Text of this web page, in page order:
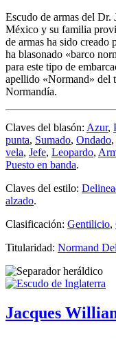
Escudo de armas del
México y su familia
de armas ha sido
ha blasonado «barco
para este tipo de
apellido «Normand» del
Normandía.
Claves del blasón: Azur,
punta, Sumado, Ondado,
vela, Jefe, Leopardo,
Puesto en banda.
Claves del estilo:
alzado.
Clasificación: Gentilicio,
Titularidad: Normand
Jacques